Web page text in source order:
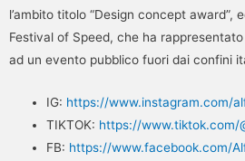
l’ambito titolo “Design concept award”,
Festival of Speed, che ha
ad un evento pubblico fuori dai confini
IG: https://www.instagram.com/
TIKTOK: https://www.tiktok.com/
FB: https://www.facebook.com/